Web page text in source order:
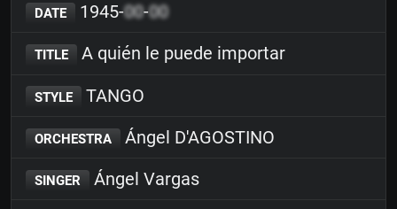
DATE 1945-00-00
TITLE A quién le puede importar
STYLE TANGO
ORCHESTRA Ángel D'AGOSTINO
SINGER Ángel Vargas